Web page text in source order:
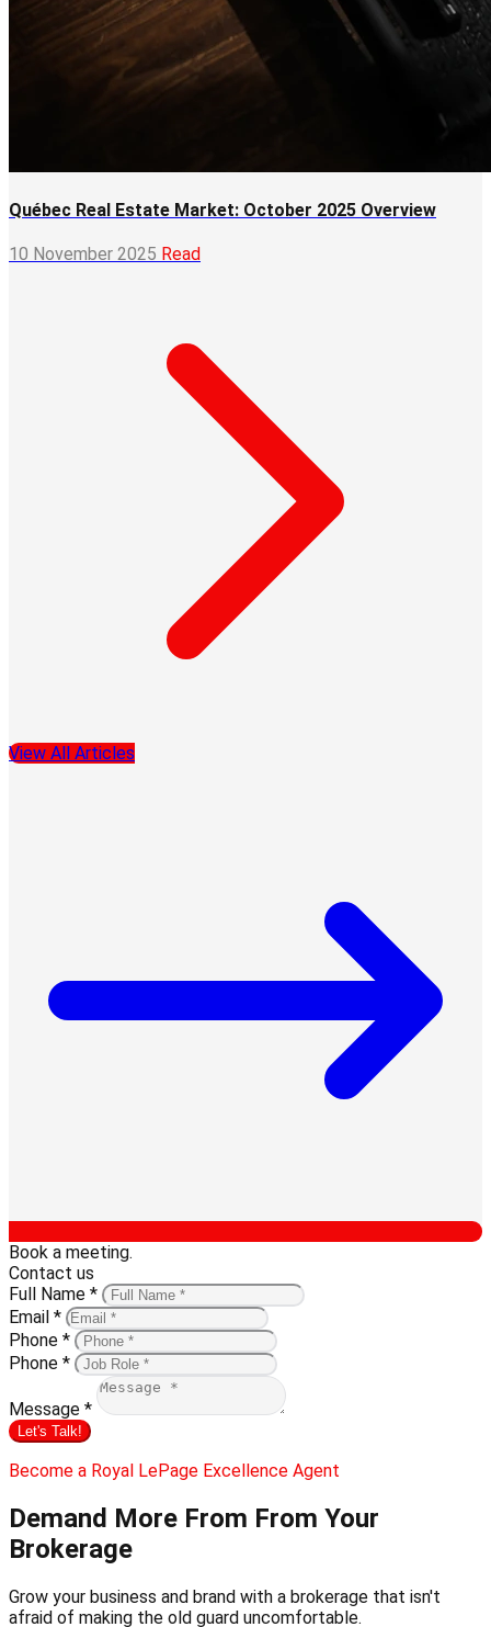
Québec Real Estate Market: October 2025 Overview
10 November 2025 Read
View All Articles
Book a meeting.
Contact us
Full Name *
Email *
Phone *
Phone *
Message *
Let's Talk!
Become a Royal LePage Excellence Agent
Demand More From From Your
Brokerage
Grow your business and brand with a brokerage that isn't
afraid of making the old guard uncomfortable.